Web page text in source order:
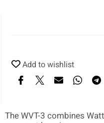
Add to wishlist
The WVT-3 combines